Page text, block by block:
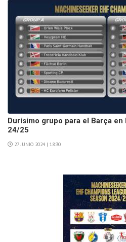
Durísimo grupo para el Barça en
24/25
27 JUNIO 2024 | 18:30